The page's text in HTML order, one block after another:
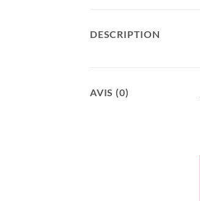
DESCRIPTION
AVIS (0)